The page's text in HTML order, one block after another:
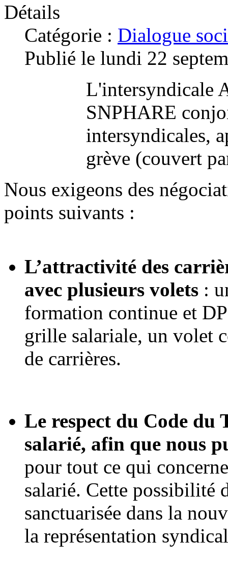
Détails
Catégorie : Dialogue
Publié le lundi 22
L'intersyndicale
SNPHARE
intersyndicales,
grève (couvert
Nous exigeons des
points suivants :
L’attractivité des
avec plusieurs volets :
formation continue et
grille salariale, un volet
de carrières.
Le respect du Code
salarié, afin que nous
pour tout ce qui
salarié. Cette possibilité
sanctuarisée dans la
la représentation